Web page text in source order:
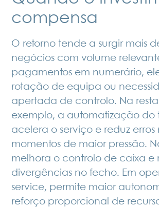
compensa
O retorno tende a surgir mais
negócios com volume
pagamentos em numerário,
rotação de equipa ou
apertada de controlo. Na
exemplo, a automatização do
acelera o serviço e reduz erros
momentos de maior pressão.
melhora o controlo de caixa e
divergências no fecho. Em
service, permite maior
reforço proporcional de